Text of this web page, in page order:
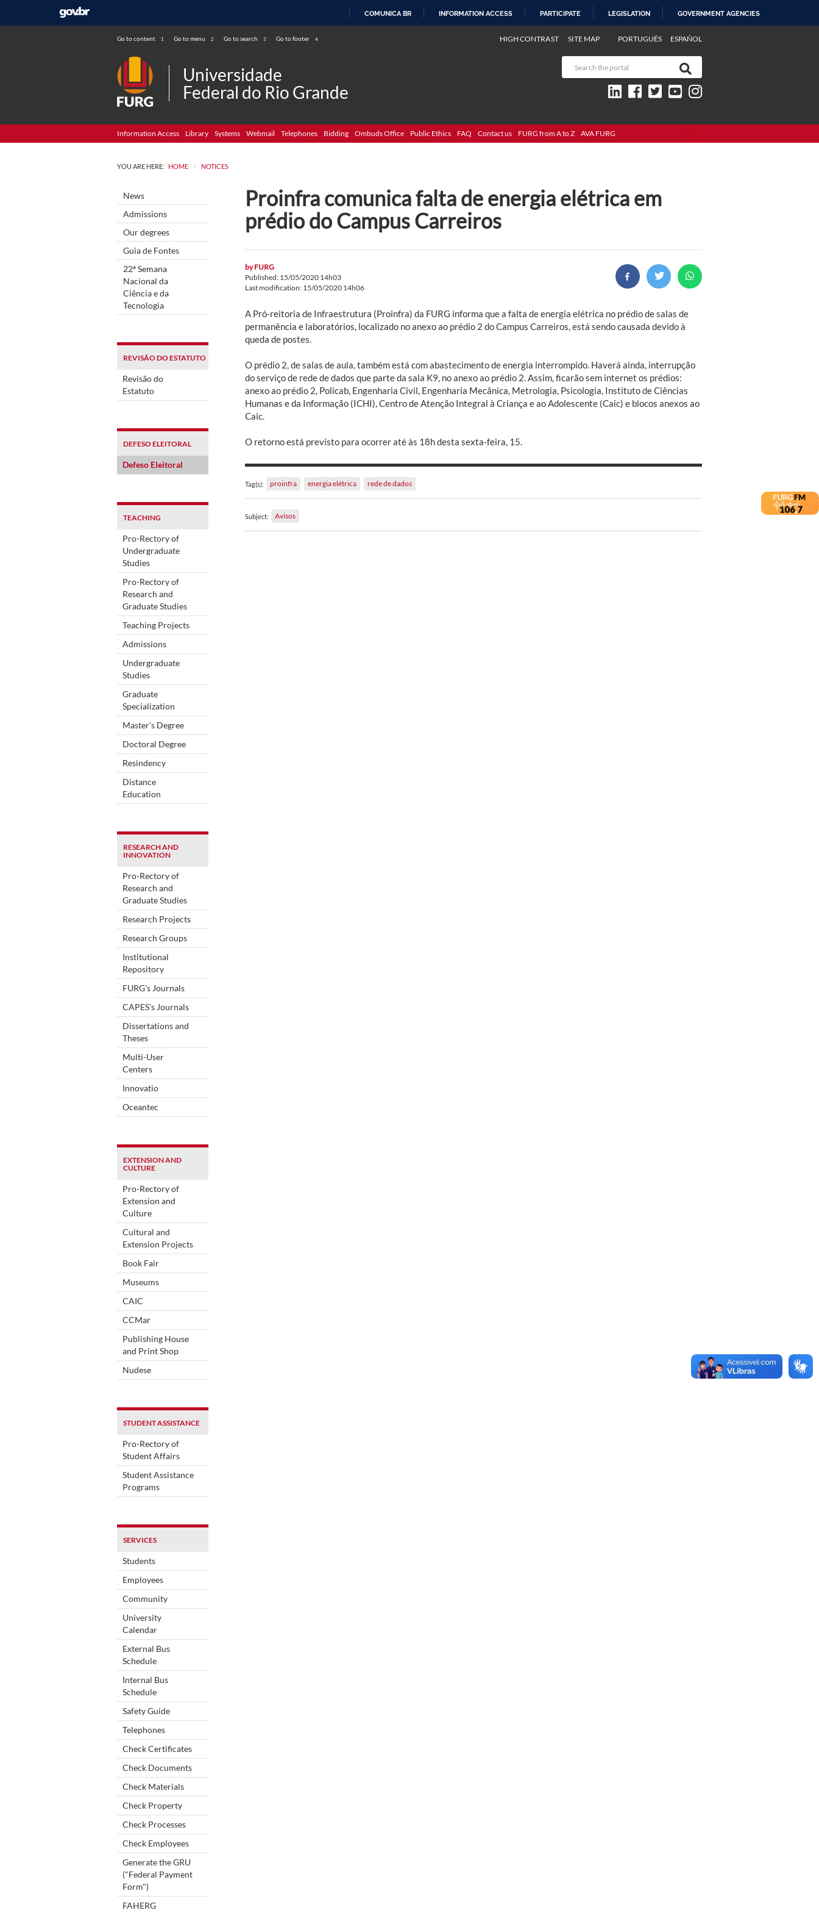
COMUNICA BR INFORMATION ACCESS PARTICIPATE LEGISLATION GOVERNMENT AGENCIES
Go to content 1 Go to menu 2 Go to search 3 Go to footer 4 PORTUGUÊS ESPAÑOL
HIGH CONTRAST SITE MAP
Universidade
Federal do Rio Grande
Information Access Library Systems Webmail Telephones Bidding Ombuds Office Public Ethics FAQ Contact us FURG from A to Z AVA FURG
YOU ARE HERE: HOME > NOTICES
News
Admissions
Our degrees
Guia de Fontes
22ª Semana
Nacional da
Ciência e da
Tecnologia
REVISÃO DO ESTATUTO
Revisão do
Estatuto
DEFESO ELEITORAL
Defeso Eleitoral
TEACHING
Pro-Rectory of
Undergraduate
Studies
Pro-Rectory of
Research and
Graduate Studies
Teaching Projects
Admissions
Undergraduate
Studies
Graduate
Specialization
Master's Degree
Doctoral Degree
Resindency
Distance
Education
RESEARCH AND
INNOVATION
Pro-Rectory of
Research and
Graduate Studies
Research Projects
Research Groups
Institutional
Repository
FURG's Journals
CAPES's Journals
Dissertations and
Theses
Multi-User
Centers
Innovatio
Oceantec
EXTENSION AND
CULTURE
Pro-Rectory of
Extension and
Culture
Cultural and
Extension Projects
Book Fair
Museums
CAIC
CCMar
Publishing House
and Print Shop
Nudese
STUDENT ASSISTANCE
Pro-Rectory of
Student Affairs
Student Assistance
Programs
SERVICES
Students
Employees
Community
University
Calendar
External Bus
Schedule
Internal Bus
Schedule
Safety Guide
Telephones
Check Certificates
Check Documents
Check Materials
Check Property
Check Processes
Check Employees
Generate the GRU
("Federal Payment
Form")
FAHERG
Proinfra comunica falta de energia elétrica em
prédio do Campus Carreiros
byFURG
Published: 15/05/2020 14h03
Last modification: 15/05/2020 14h06
A Pró-reitoria de Infraestrutura (Proinfra) da FURG informa que a falta de energia elétrica no prédio de salas de
permanência e laboratórios, localizado no anexo ao prédio 2 do Campus Carreiros, está sendo causada devido à
queda de postes.
O prédio 2, de salas de aula, também está com abastecimento de energia interrompido. Haverá ainda, interrupção
do serviço de rede de dados que parte da sala K9, no anexo ao prédio 2. Assim, ficarão sem internet os prédios:
anexo ao prédio 2, Policab, Engenharia Civil, Engenharia Mecânica, Metrologia, Psicologia, Instituto de Ciências
Humanas e da Informação (ICHI), Centro de Atenção Integral à Criança e ao Adolescente (Caic) e blocos anexos ao
Caic.
O retorno está previsto para ocorrer até às 18h desta sexta-feira, 15.
Tag(s): proinfra energia elétrica rede de dados
Subject: Avisos